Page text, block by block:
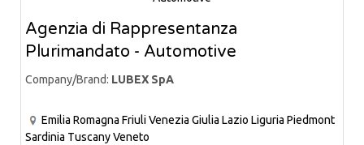
Agenzia di Rappresentanza
Plurimandato - Automotive
Company/Brand: LUBEX SpA
Emilia Romagna Friuli Venezia Giulia Lazio Liguria Piedmont
Sardinia TuscanyVeneto